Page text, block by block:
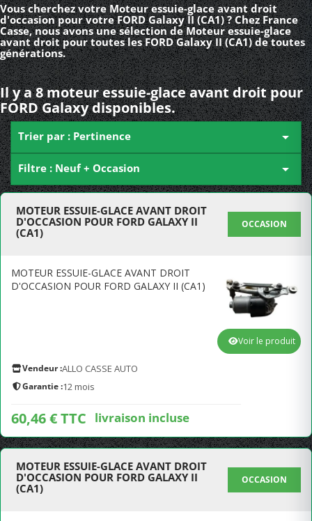
Vous cherchez votre Moteur essuie-glace avant droit
d'occasion pour votre FORD Galaxy II (CA1) ? Chez France
Casse, nous avons une sélection de Moteur essuie-glace
avant droit pour toutes les FORD Galaxy II (CA1) de toutes
générations.
Il y a 8 moteur essuie-glace avant droit pour
FORD Galaxy disponibles.
Trier par : Pertinence 
Filtre : Neuf + Occasion 
MOTEUR ESSUIE-GLACE AVANT DROIT
D'OCCASION POUR FORD GALAXY II
(CA1)
OCCASION
MOTEUR ESSUIE-GLACE AVANT DROIT
D'OCCASION POUR FORD GALAXY II (CA1)
Vendeur :ALLO CASSE AUTO
Garantie :12 mois
60,46 € TTC livraison incluse
Voir le produit
MOTEUR ESSUIE-GLACE AVANT DROIT
D'OCCASION POUR FORD GALAXY II
(CA1)
OCCASION